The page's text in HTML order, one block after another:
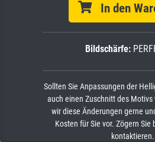
In den
Bildschärfe:
Sollten Sie Anpassungen der
auch einen Zuschnitt des
wir diese Änderungen gerne
Kosten für Sie vor. Zögern Sie
kontaktieren.